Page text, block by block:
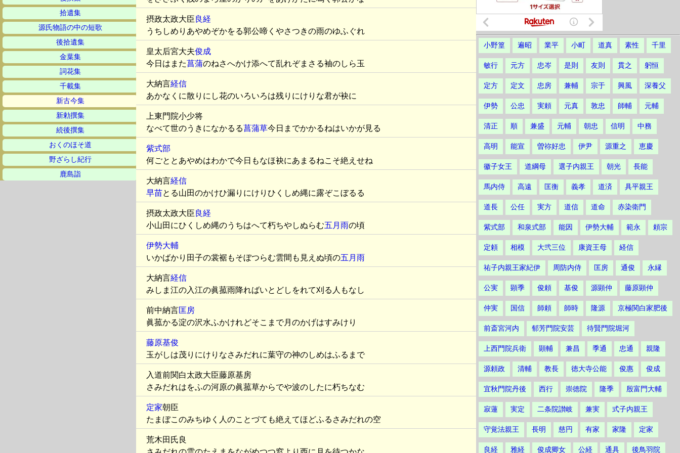
拾遺集
源氏物語の中の短歌
後拾遺集
金葉集
詞花集
千載集
新古今集
新勅撰集
続後撰集
おくのほそ道
野ざらし紀行
鹿島詣
摂政太政大臣良経
うちしめりあやめぞかをる郭公啼くやさつきの雨のゆふぐれ
皇太后宮大夫俊成
今日はまた菖蒲のねさへかけ添へて乱れぞまさる袖のしら玉
大納言経信
あかなくに散りにし花のいろいろは残りにけりな君が袂に
上東門院小少将
なべて世のうきになかるる菖蒲草今日までかかるねはいかが見る
紫式部
何ごととあやめはわかで今日もなほ袂にあまるねこそ絶えせね
大納言経信
早苗とる山田のかけひ漏りにけりひくしめ縄に露ぞこぼるる
摂政太政大臣良経
小山田にひくしめ縄のうちはへて朽ちやしぬらむ五月雨の頃
伊勢大輔
いかばかり田子の裳裾もそぼつらむ雲間も見えぬ頃の五月雨
大納言経信
みしま江の入江の眞菰雨降ればいとどしをれて刈る人もなし
前中納言匡房
眞菰かる淀の沢水ふかけれどそこまで月のかげはすみけり
藤原基俊
玉がしは茂りにけりなさみだれに葉守の神のしめはふるまで
入道前関白太政大臣藤原基房
さみだれはをふの河原の眞菰草からでや波のしたに朽ちなむ
定家朝臣
たまぼこのみちゆく人のことづても絶えてほどふるさみだれの空
荒木田氏良
小野篁 遍昭 業平 小町 道真 素性 千里
敏行 元方 忠岑 是則 友則 貫之 躬恒
定方 定文 忠房 兼輔 宗于 興風 深養父
伊勢 公忠 実頼 元真 敦忠 師輔 元輔
清正 順 兼盛 元輔 朝忠 信明 中務
高明 能宣 曽祢好忠 伊尹 源重之 恵慶
徽子女王 道綱母 選子内親王 朝光 長能
馬内侍 高遠 匡衡 義孝 道済 具平親王
道長 公任 実方 道信 道命 赤染衛門
紫式部 和泉式部 能因 伊勢大輔 範永 頼宗
定頼 相模 大弐三位 康資王母 経信
祐子内親王家紀伊 周防内侍 匡房 通俊 永縁
公実 顕季 俊頼 基俊 源顕仲 藤原顕仲
仲実 国信 師頼 師時 隆源 京極関白家肥後
前斎宮河内 郁芳門院安芸 待賢門院堀河
上西門院兵衛 顕輔 兼昌 季通 忠通 親隆
源頼政 清輔 教長 徳大寺公能 俊惠 俊成
宜秋門院丹後 西行 崇徳院 隆季 殷富門大輔
寂蓮 実定 二条院讃岐 兼実 式子内親王
守覚法親王 長明 慈円 有家 家隆 定家
良経 雅経 俊成卿女 公経 通具 後鳥羽院